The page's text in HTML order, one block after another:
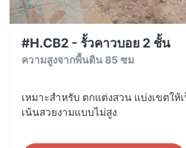
#H.CB2 - รั้วคาวบอย 2 ชั้น
ความสูงจากพื้นดิน 85 ซม
เหมาะสำหรับ ตกแต่งสวน แบ่งเขตให้
เน้นสวยงามแบบไม่สูง